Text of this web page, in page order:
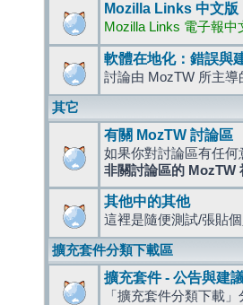
Mozilla Links 中文版
Mozilla Links 電子報中
軟體在地化：錯誤與
討論由 MozTW 所主
其它
有關 MozTW 討論區
如果你對討論區有任何
非關討論區的 MozTW
其他中的其他
這裡是隨便測試/張貼
擴充套件分類下載區
擴充套件 - 公告與建
「擴充套件分類下載